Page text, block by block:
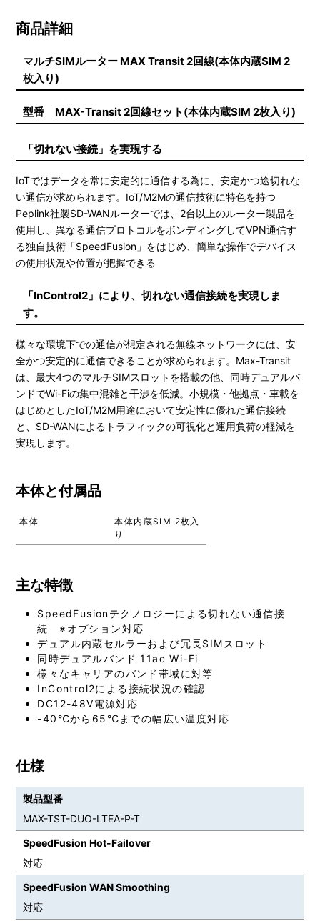
商品詳細
マルチSIMルーター MAX Transit 2回線(本体内蔵SIM 2
枚入り)
型番 MAX-Transit 2回線セット(本体内蔵SIM 2枚入り)
「切れない接続」を実現する
IoTではデータを常に安定的に通信する為に、安定かつ途切れな
い通信が求められます。IoT/M2Mの通信技術に特色を持つ
Peplink社製SD-WANルーターでは、2台以上のルーター製品を
使用し、異なる通信プロトコルをボンディングしてVPN通信す
る独自技術「SpeedFusion」をはじめ、簡単な操作でデバイス
の使用状況や位置が把握できる
「InControl2」により、切れない通信接続を実現しま
す。
様々な環境下での通信が想定される無線ネットワークには、安
全かつ安定的に通信できることが求められます。Max-Transit
は、最大4つのマルチSIMスロットを搭載の他、同時デュアルバ
ンドでWi-Fiの集中混雑と干渉を低減。小規模・他拠点・車載を
はじめとしたIoT/M2M用途において安定性に優れた通信接続
と、SD-WANによるトラフィックの可視化と運用負荷の軽減を
実現します。
本体と付属品
本体
本体内蔵SIM 2枚入
り
主な特徴
SpeedFusionテクノロジーによる切れない通信接
続 ※オプション対応
デュアル内蔵セルラーおよび冗長SIMスロット
同時デュアルバンド 11ac Wi-Fi
様々なキャリアのバンド帯域に対等
InControl2による接続状況の確認
DC12-48V電源対応
-40℃から65℃までの幅広い温度対応
仕様
製品型番
MAX-TST-DUO-LTEA-P-T
SpeedFusion Hot-Failover
対応
SpeedFusion WAN Smoothing
対応